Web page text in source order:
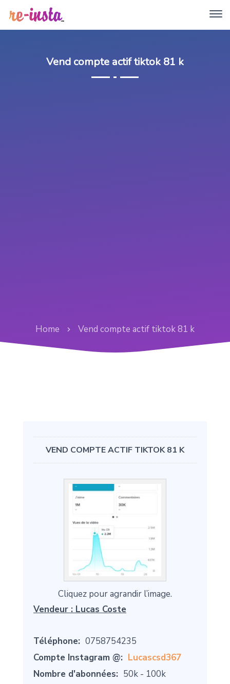
Vend compte actif tiktok 81 k
Home Vend compte actif tiktok 81 k
VEND COMPTE ACTIF TIKTOK 81 K
Cliquez pour agrandir l’image.
Vendeur : Lucas Coste
Téléphone: 0758754235
Compte Instagram @: Lucascsd367
Nombre d'abonnées: 50k - 100k